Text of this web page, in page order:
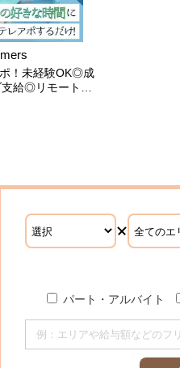
！未経験OK◎成
給◎リモートワ
パート・アルバイト